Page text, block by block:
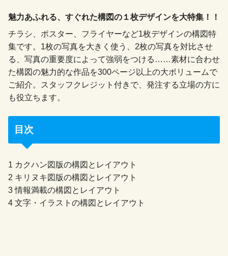
魅力あふれる、すぐれた構図の１枚デザインを大特集！！
チラシ、ポスター、フライヤーなど1枚デザインの構図特
集です。1枚の写真を大きく使う、2枚の写真を対比させ
る、写真の重要度によって強弱をつける……素材に合わせ
た構図の魅力的な作品を300ページ以上の大ボリュームで
ご紹介。スタッフクレジット付きで、発注する立場の方に
も役立ちます。
目次
1 カクハン図版の構図とレイアウト
2 キリヌキ図版の構図とレイアウト
3 情報満載の構図とレイアウト
4 文字・イラストの構図とレイアウト